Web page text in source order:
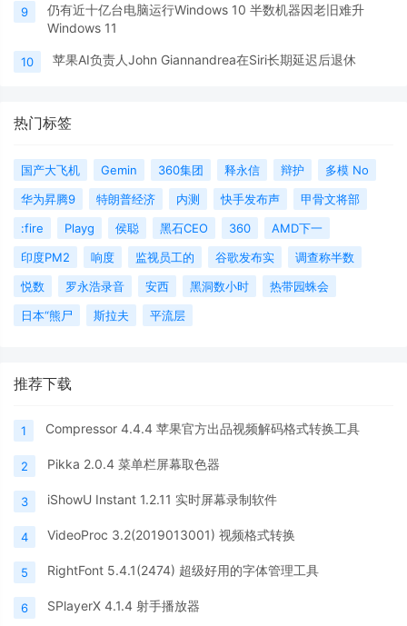
9
仍有近十亿台电脑运行Windows 10 半数机器因老旧难升
Windows 11
10 苹果AI负责人John Giannandrea在Siri长期延迟后退休
热门标签
国产大飞机 Gemin 360集团 释永信 辩护
多模 No
华为昇腾9
特朗普经济 内测 快手发布声
甲骨文将部
:fire
Playg 侯聪 黑石CEO 360
AMD下一
印度PM2
响度 监视员工的 谷歌发布实
调查称半数
悦数
罗永浩录音 安西 黑洞数小时
热带园蛛会
日本“熊尸
斯拉夫 平流层
推荐下载
1 Compressor 4.4.4 苹果官方出品视频解码格式转换工具
2 Pikka 2.0.4 菜单栏屏幕取色器
3 iShowU Instant 1.2.11 实时屏幕录制软件
4 VideoProc 3.2(2019013001) 视频格式转换
5 RightFont 5.4.1(2474) 超级好用的字体管理工具
6 SPlayerX 4.1.4 射手播放器